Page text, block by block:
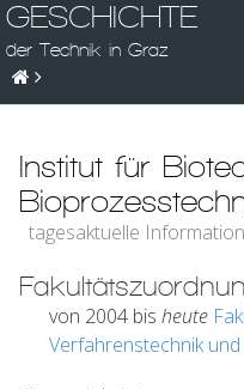
GESCHICHTE
der Technik in Graz
Institut für
tagesaktuelle
von 2004 bis heute
Verfahrenstechnik